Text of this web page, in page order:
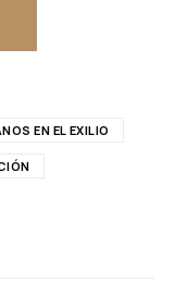
EN EL EXILIO